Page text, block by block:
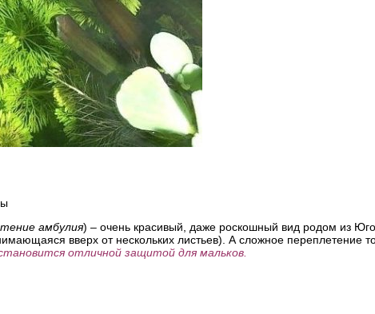
амбулия) – очень красивый, даже роскошный вид родом из
вверх от нескольких листьев). А сложное переплетение
отличной защитой для мальков.